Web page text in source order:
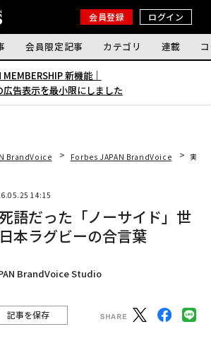
会員登録 ログイン
会員限定記事 カテゴリ 連載
新機能｜
告表示を最小限にしました
BrandVoice Forbes JAPAN BrandVoice 実は
14:15
語だった「ノーサイド」世
本ラグビーの合言葉
BrandVoice Studio
記事を保存